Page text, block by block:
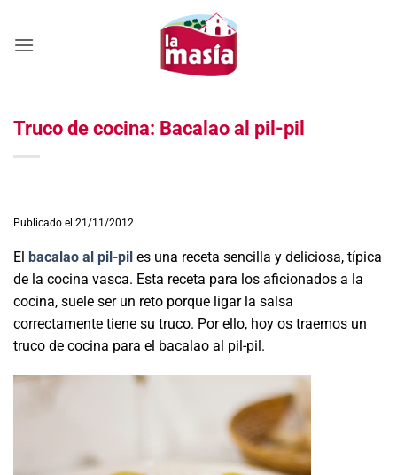
contenido
Truco de cocina: Bacalao al pil-pil
Publicado el 21/11/2012
El bacalao al pil-pil es una receta sencilla y deliciosa, típica
de la cocina vasca. Esta receta para los aficionados a la
cocina, suele ser un reto porque ligar la salsa
correctamente tiene su truco. Por ello, hoy os traemos un
truco de cocina para el bacalao al pil-pil.